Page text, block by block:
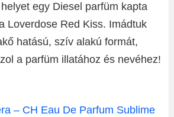
egy Diesel parfüm kapta
Loverdose Red Kiss. Imádtuk
hatású, szív alakú formát,
a parfüm illatához és nevéhez!
– CH Eau De Parfum Sublime